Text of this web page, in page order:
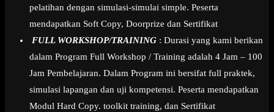
pelatihan dengan simulasi-simulai simple. Peserta
mendapatkan Soft Copy, Doorprize dan Sertifikat
FULL WORKSHOP/TRAINING : Durasi yang kami berikan
dalam Program Full Workshop / Training adalah 4 Jam – 100
Jam Pembelajaran. Dalam Program ini bersifat full praktek,
simulasi lapangan dan uji kompetensi. Peserta mendapatkan
Modul Hard Copy. toolkit training, dan Sertifikat